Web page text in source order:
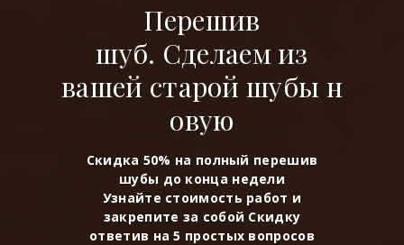
Перешив
шуб. Сделаем из
вашей старой шубы н
овую
Скидка 50% на полный перешив
шубы до конца недели
Узнайте стоимость работ и
закрепите за собой Скидку
ответив на 5 простых вопросов